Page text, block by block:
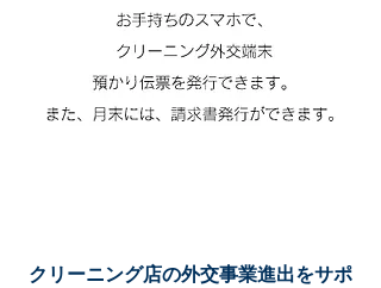
クリーニング店の外交事業進出をサポ